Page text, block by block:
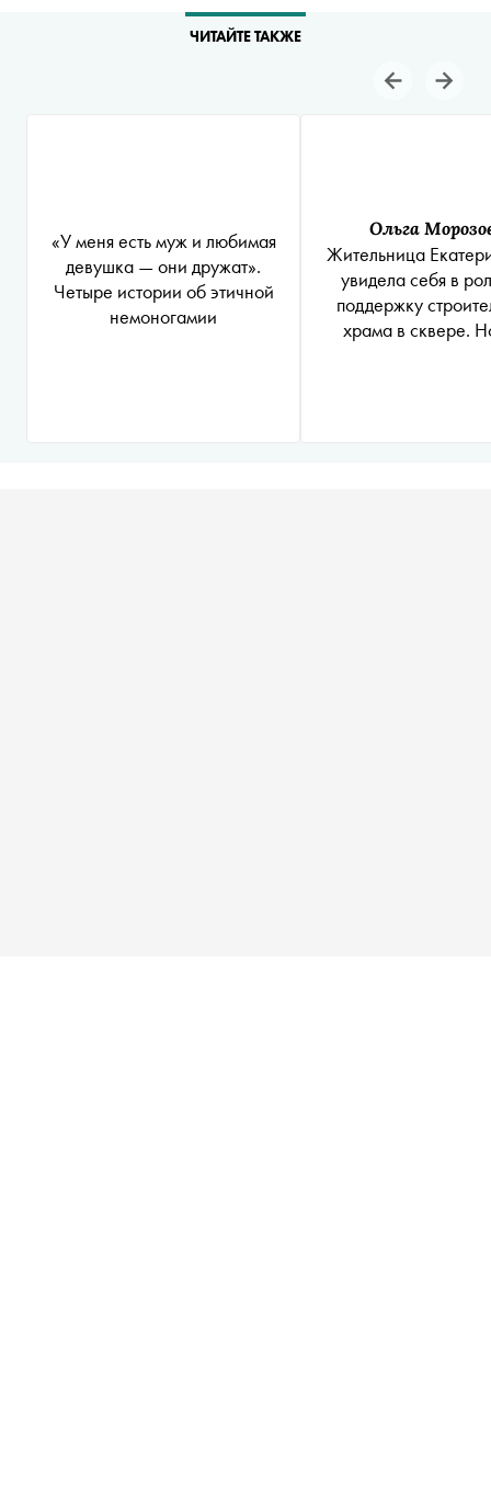
ЧИТАЙТЕ ТАКЖЕ
«У меня есть муж и любимая
девушка — они дружат».
Четыре истории об этичной
немоногамии
Ольга
Жительница
увидела себя в
поддержку
храма в сквере.